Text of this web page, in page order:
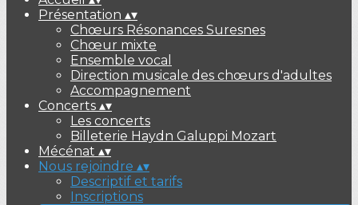
Présentation ▴▾
Chœurs Résonances Suresnes
Chœur mixte
Ensemble vocal
Direction musicale des chœurs d'adultes
Accompagnement
Concerts ▴▾
Les concerts
Billeterie Haydn Galuppi Mozart
Mécénat ▴▾
Nous rejoindre ▴▾
Descriptif et tarifs
Inscriptions